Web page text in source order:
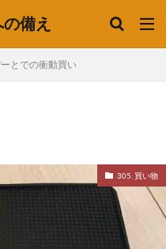
備え
とでの衝動買い
305. 買い物